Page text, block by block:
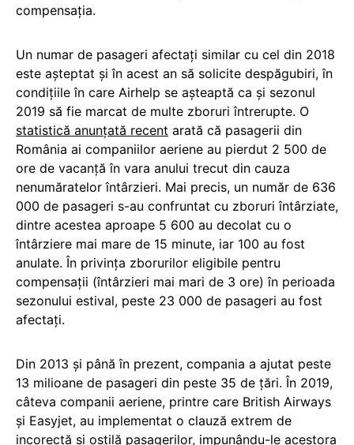
compensația.
Un numar de pasageri afectați similar cu cel din 2018
este așteptat și în acest an să solicite despăgubiri, în
condițiile în care Airhelp se așteaptă ca și sezonul
2019 să fie marcat de multe zboruri întrerupte. O
statistică anunțată recent arată că pasagerii din
România ai companiilor aeriene au pierdut 2 500 de
ore de vacanță în vara anului trecut din cauza
nenumăratelor întârzieri. Mai precis, un număr de 636
000 de pasageri s-au confruntat cu zboruri întârziate,
dintre acestea aproape 5 600 au decolat cu o
întârziere mai mare de 15 minute, iar 100 au fost
anulate. În privința zborurilor eligibile pentru
compensații (întârzieri mai mari de 3 ore) în perioada
sezonului estival, peste 23 000 de pasageri au fost
afectați.
Din 2013 și până în prezent, compania a ajutat peste
13 milioane de pasageri din peste 35 de țări. În 2019,
câteva companii aeriene, printre care British Airways
și Easyjet, au implementat o clauză extrem de
incorectă și ostilă pasagerilor, impunându-le acestora